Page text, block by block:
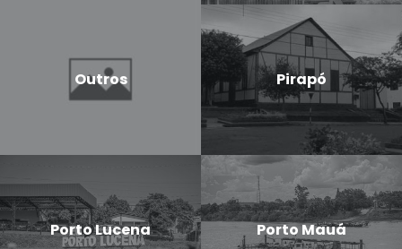
Outros Pirapó
Porto Lucena Porto Mauá